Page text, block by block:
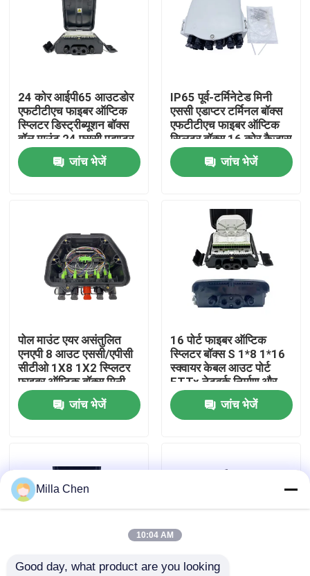
घर
हमारे बारे में
कारखाना भ्रमण
गुणवत्ता नियंत्रण
संपर्क करें
मामलों
फाइबर ऑप्टिक टर्मिनेशन बॉक्स
24 कोर आईपी65 आउटडोर
एफटीटीएच फाइबर ऑप्टिक
स्प्लिटर डिस्ट्रीब्यूशन बॉक्स
वॉल माउंट 24 एससी एडाप्टर
पीसी+एबीएस
एफडीबी0224एचएफ के साथ
जांच भेजें
IP65 पूर्व-टर्मिनेटेड मिनी
एससी एडाप्टर टर्मिनल बॉक्स
एफटीटीएच फाइबर ऑप्टिक
स्प्लिटर बॉक्स 16 कोर कैजास
नैप एफटीटीएच समाधान के
लिए
जांच भेजें
पोल माउंट एयर असंतुलित
एनएपी 8 आउट एससी/एपीसी
सीटीओ 1X8 1X2 स्प्लिटर
फाइबर ऑप्टिक बॉक्स मिनी
एससी
जांच भेजें
16 पोर्ट फाइबर ऑप्टिक
स्प्लिटर बॉक्स S 1*8 1*16
स्क्वायर केबल आउट पोर्ट
FTTx नेटवर्क निर्माण और
प्रबंधन के लिए
जांच भेजें
Milla Chen
10:04 AM
Good day, what product are you looking